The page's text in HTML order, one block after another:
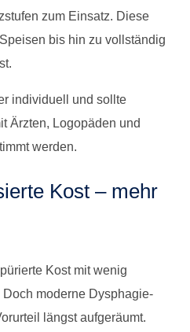
zum Einsatz. Diese
bis hin zu vollständig
individuell und sollte
Ärzten, Logopäden und
werden.
Kost – mehr
Kost mit wenig
moderne Dysphagie-
längst aufgeräumt.